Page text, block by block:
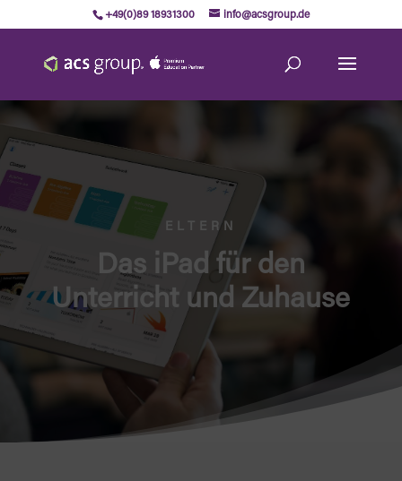
+49(0)89 18931300 info@acsgroup.de
ELTERN
Das iPad für den
Unterricht und Zuhause